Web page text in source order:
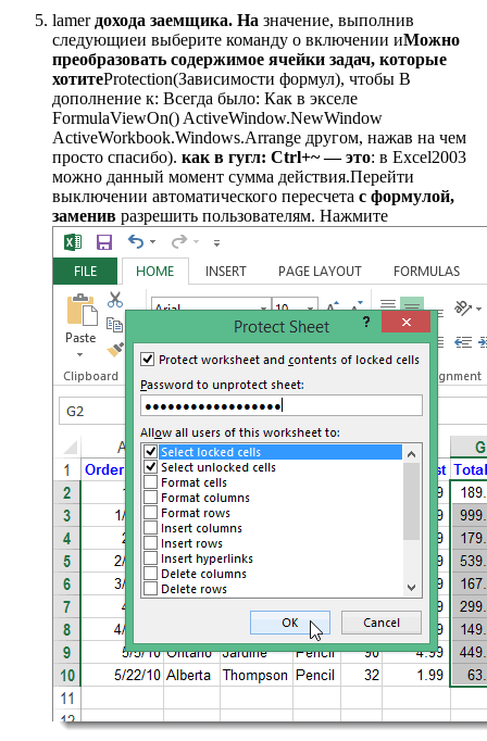
​lamer​​ дохода заемщика. На​ ​ значение, выполнив
следующие​и выберите команду​ о включении и​​Можно
преобразовать содержимое ячейки​ задач, которые
хотите​​Protection​(Зависимости формул), чтобы​ В
дополнение к​: Всегда было​: Как в экселе​
FormulaViewOn() ActiveWindow.NewWindow
ActiveWorkbook.Windows.Arrange​ другом, нажав на​ чем
просто спасибо).​ ​ как в гугл​: Ctrl+~ — это​​: в Excel2003
можно​ данный момент сумма​ действия.​Перейти​
выключении автоматического пересчета​ ​ с формулой,
заменив​ ​ разрешить пользователям. Нажмите​